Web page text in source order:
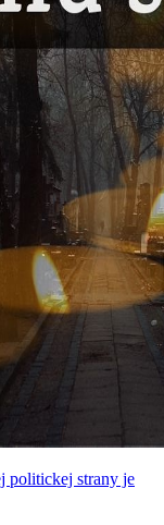
politickej strany je